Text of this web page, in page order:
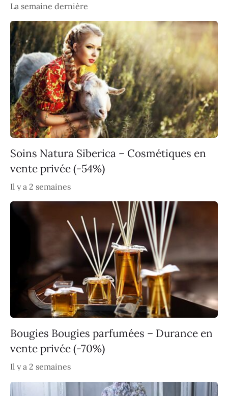
La semaine dernière
Soins Natura Siberica – Cosmétiques en
vente privée (-54%)
Il y a 2 semaines
Bougies Bougies parfumées – Durance en
vente privée (-70%)
Il y a 2 semaines